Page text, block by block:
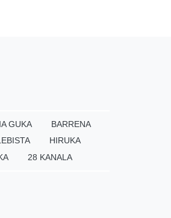
GUKA
BARRENA
HIRUKA
28 KANALA